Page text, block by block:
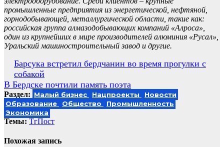
промышленные предприятия из энергетической, нефтяной,
горнодобывающей, металлургической области, такие как:
российская группа алмазодобывающих компаний «Алроса»,
один из крупнейших в мире производителей алюминия «Русал»,
Уральский машиностроительный завод и другие.
Навигация
по
записям
Барсука встретил бердчанин во время прогулки с
собакой
В Бердске почтили память поэта
Раздел: Малый бизнес Нацпроекты
Новости
Образование
Общество
Промышленность
Экономика
Темы: ТгПост
Похожая запись